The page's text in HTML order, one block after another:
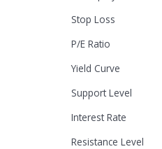
Stop Loss
P/E Ratio
Yield Curve
Support Level
Interest Rate
Resistance Level